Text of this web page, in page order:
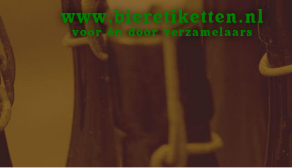
www.bieretiketten.nl
voor én door verzamelaars